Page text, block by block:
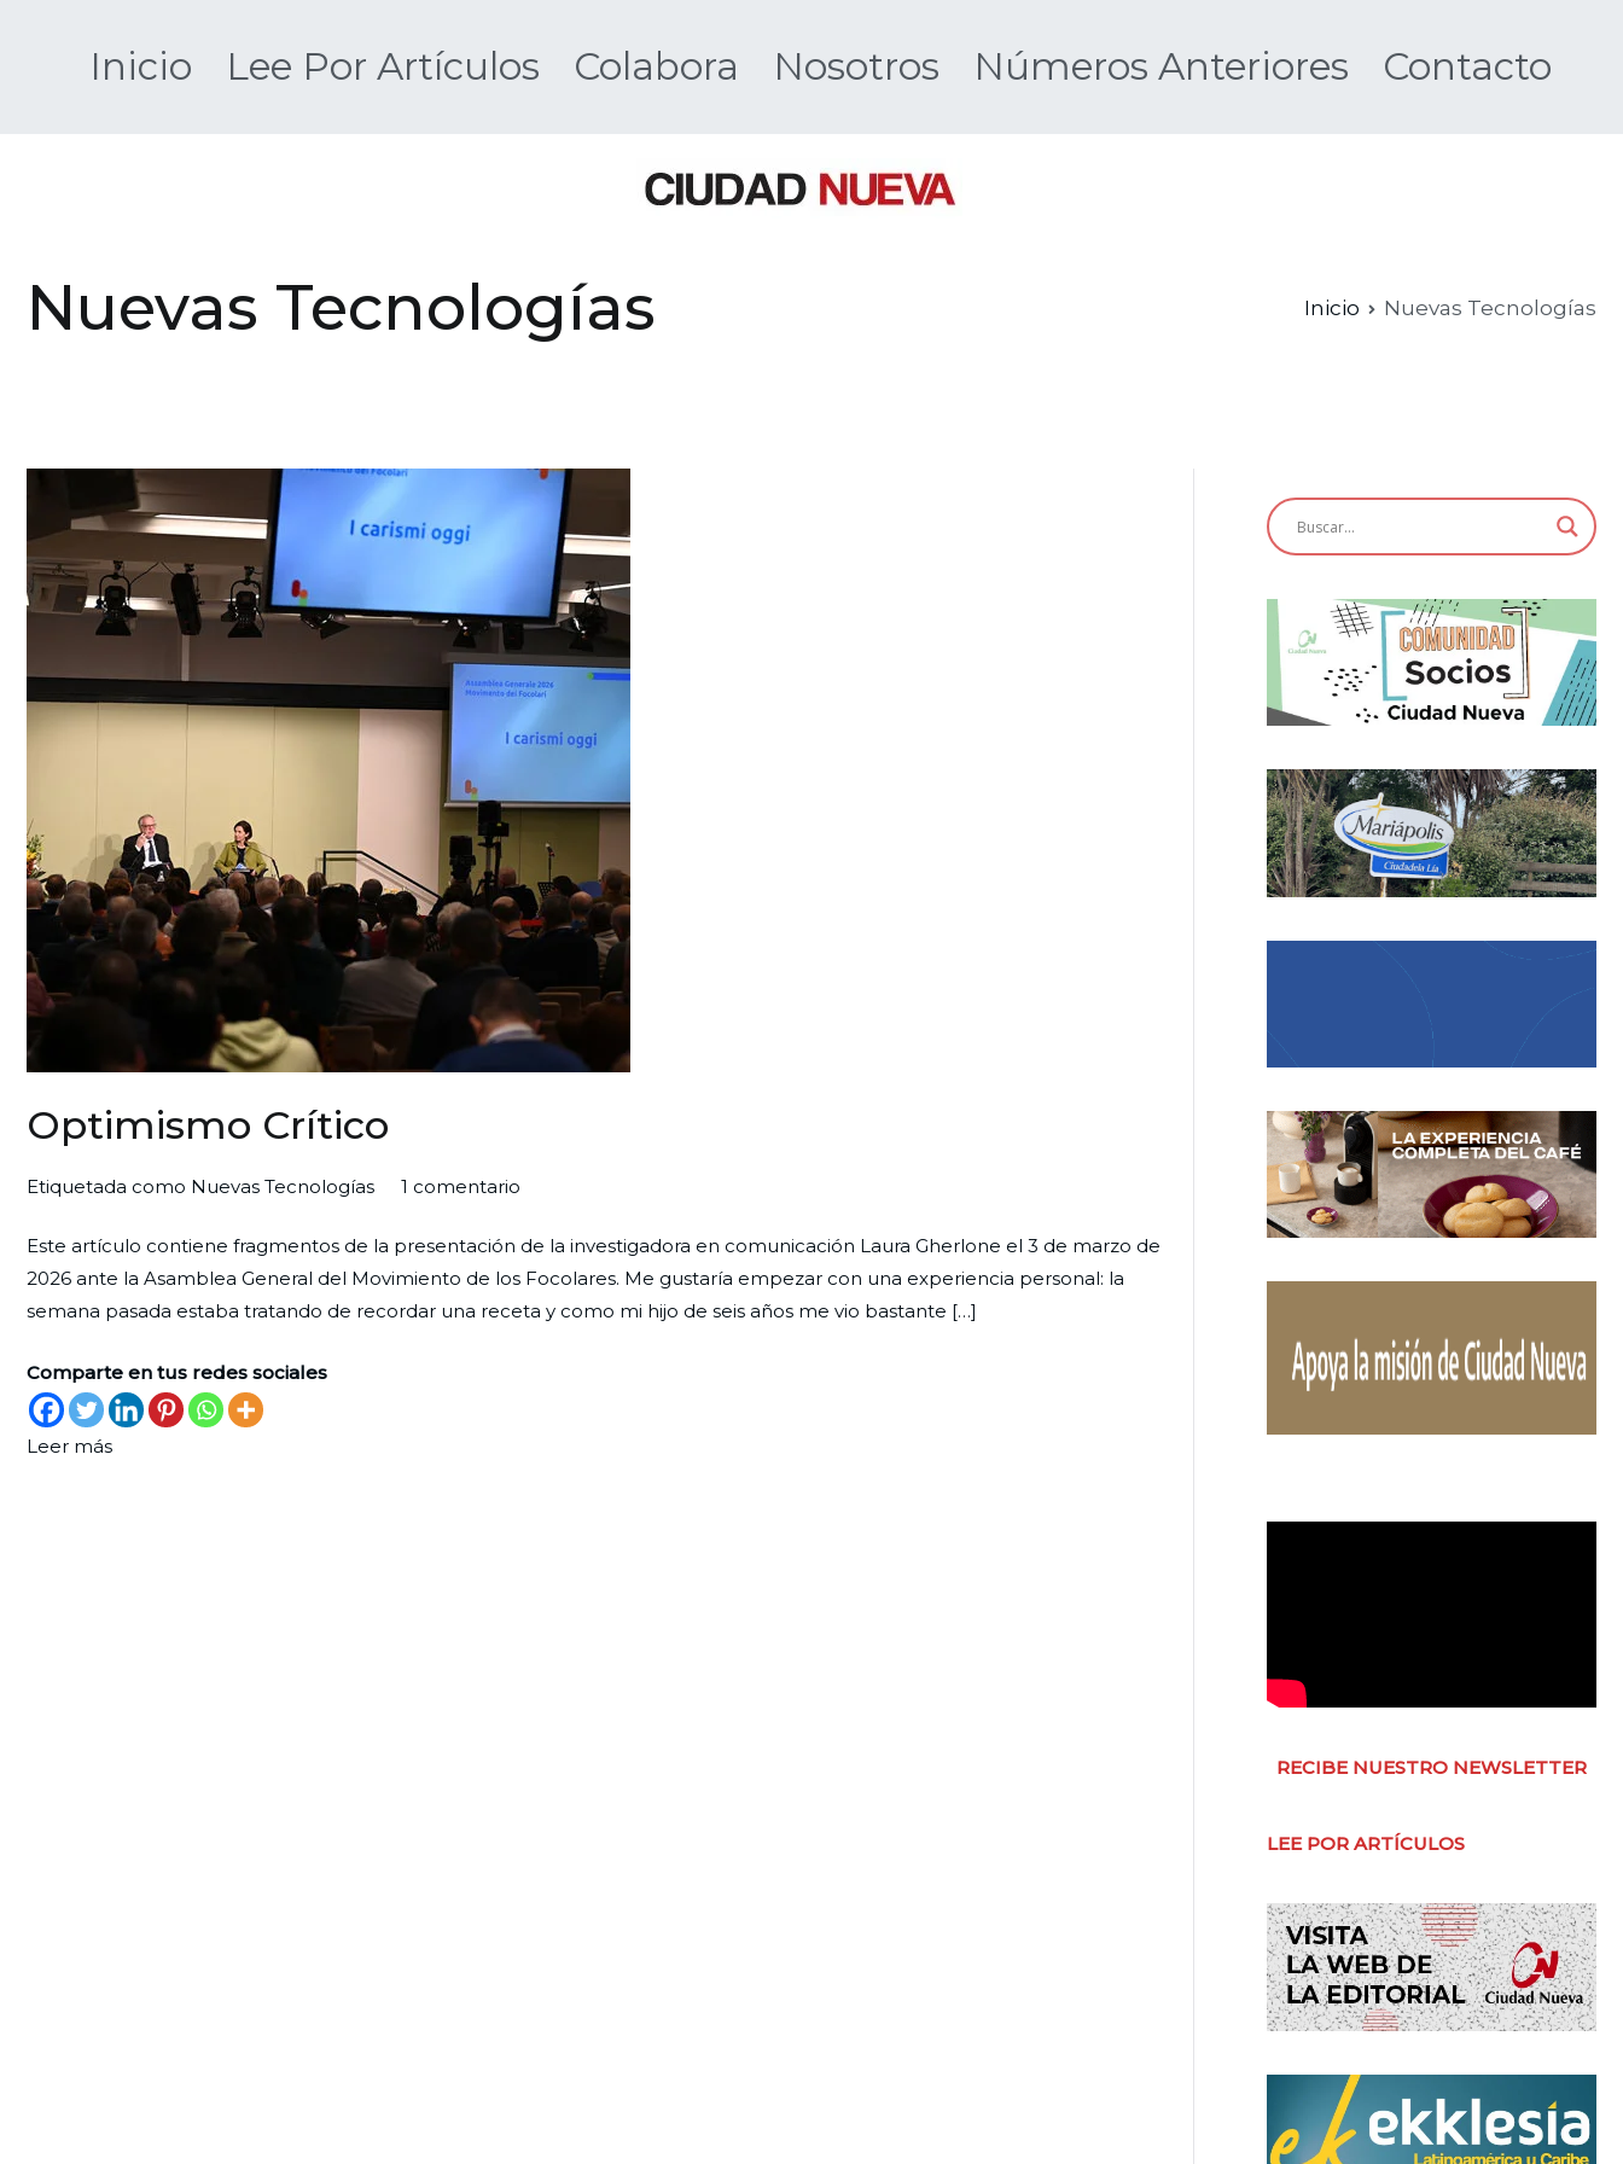
Inicio Lee Por Artículos Colabora Nosotros Números Anteriores Contacto
Nuevas Tecnologías Inicio Nuevas Tecnologías
Optimismo Crítico
Por
Ciudad
Nueva
Publicada
29
de
junio
2026
Publicada
Análisis
Etiquetada como Nuevas Tecnologías 1 comentarioen
Crítico
Este artículo contiene fragmentos de la presentación de la investigadora en comunicación Laura Gherlone el 3 de marzo de
2026 ante la Asamblea General del Movimiento de los Focolares. Me gustaría empezar con una experiencia personal: la
semana pasada estaba tratando de recordar una receta y como mi hijo de seis años me vio bastante […]
Comparte en tus redes sociales
Leer más
RECIBE NUESTRO NEWSLETTER
LEE POR ARTÍCULOS